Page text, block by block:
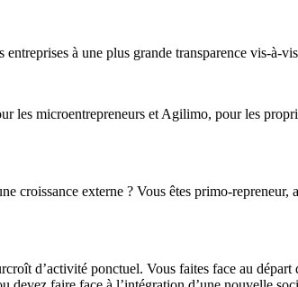
à une plus grande transparence vis-à-
les microentrepreneurs et Agilimo, pour les
croissance externe ? Vous êtes primo-
d’activité ponctuel. Vous faites face au